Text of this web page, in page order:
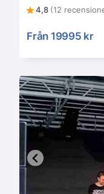
4,8 (12
Från 19995 kr